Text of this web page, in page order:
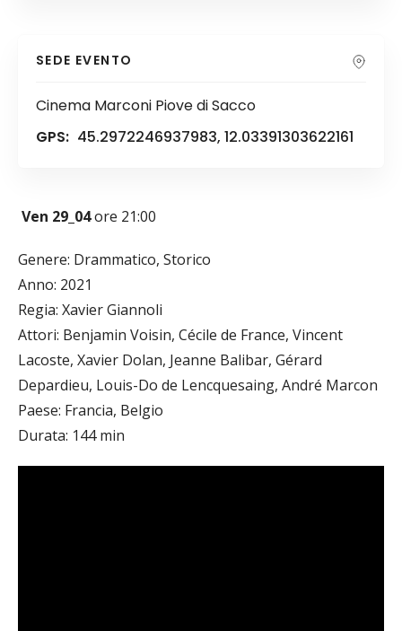
SEDE EVENTO
Cinema Marconi Piove di Sacco
GPS: 45.2972246937983, 12.03391303622161
Ven 29_04ore 21:00
Genere: Drammatico, Storico
Anno: 2021
Regia: Xavier Giannoli
Attori: Benjamin Voisin, Cécile de France, Vincent
Lacoste, Xavier Dolan, Jeanne Balibar, Gérard
Depardieu, Louis-Do de Lencquesaing, André Marcon
Paese: Francia, Belgio
Durata: 144 min